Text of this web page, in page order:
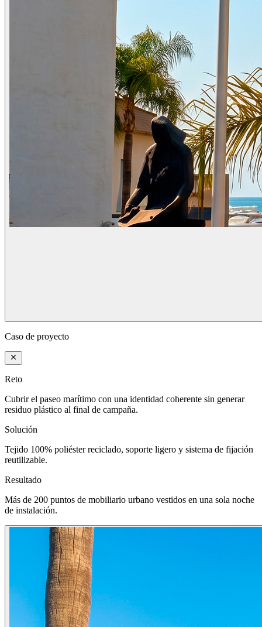
Caso de proyecto
Reto
Cubrir el paseo marítimo con una identidad coherente sin generar
residuo plástico al final de campaña.
Solución
Tejido 100% poliéster reciclado, soporte ligero y sistema de fijación
reutilizable.
Resultado
Más de 200 puntos de mobiliario urbano vestidos en una sola noche
de instalación.